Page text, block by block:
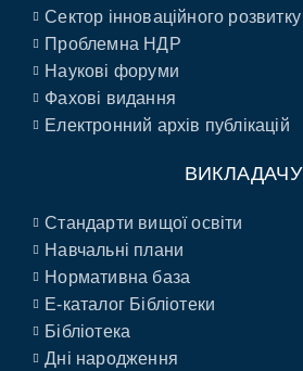
Сектор інноваційного розвитку
Проблемна НДР
Наукові форуми
Фахові видання
Електронний архів публікацій
ВИКЛАДАЧУ
Стандарти вищої освіти
Навчальні плани
Нормативна база
E-каталог Бібліотеки
Бібліотека
Дні народження